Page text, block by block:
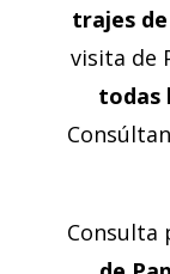
trajes
visita de
todas
Consulta